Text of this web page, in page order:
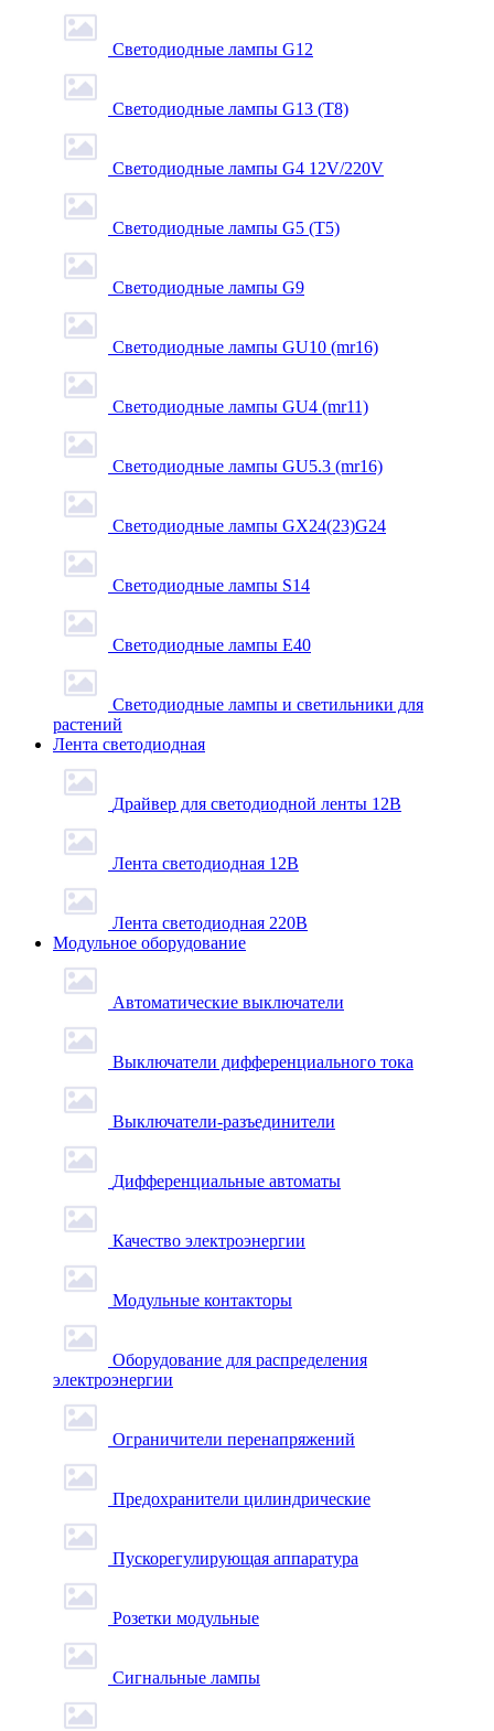
Светодиодные лампы G12
Светодиодные лампы G13 (T8)
Светодиодные лампы G4 12V/220V
Светодиодные лампы G5 (T5)
Светодиодные лампы G9
Светодиодные лампы GU10 (mr16)
Светодиодные лампы GU4 (mr11)
Светодиодные лампы GU5.3 (mr16)
Светодиодные лампы GX24(23)G24
Светодиодные лампы S14
Светодиодные лампы Е40
Светодиодные лампы и светильники для
растений
Лента светодиодная
Драйвер для светодиодной ленты 12В
Лента светодиодная 12В
Лента светодиодная 220В
Модульное оборудование
Автоматические выключатели
Выключатели дифференциального тока
Выключатели-разъединители
Дифференциальные автоматы
Качество электроэнергии
Модульные контакторы
Оборудование для распределения
электроэнергии
Ограничители перенапряжений
Предохранители цилиндрические
Пускорегулирующая аппаратура
Розетки модульные
Сигнальные лампы